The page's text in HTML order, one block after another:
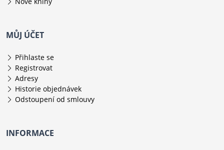
MŮJ ÚČET
Přihlaste se
Registrovat
Adresy
Historie objednávek
Odstoupení od smlouvy
INFORMACE